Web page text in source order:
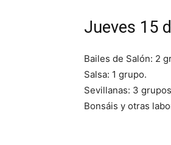
Jueves 15
Bailes de Salón: 2
Salsa: 1 grupo.
Sevillanas: 3
Bonsáis y otras